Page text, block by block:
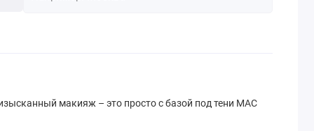
макияж – это просто с базой под тени MAC